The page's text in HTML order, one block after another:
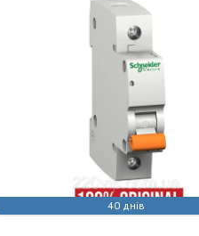
40 днів